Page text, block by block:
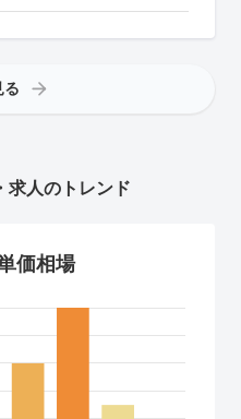
る
人のトレンド
価相場